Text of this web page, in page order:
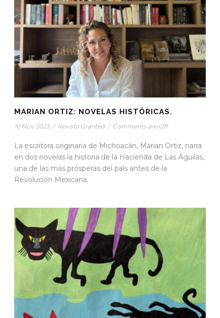
MARIAN ORTIZ: NOVELAS HISTÓRICAS.
10 Nov 2023 / Revista Granted / Comments are Off
La escritora originaria de Michoacán, Marian Ortiz, narra
en dos novelas la historia de la Hacienda de Las Águilas,
una de las más prósperas del país antes de la
Revolución Mexicana.